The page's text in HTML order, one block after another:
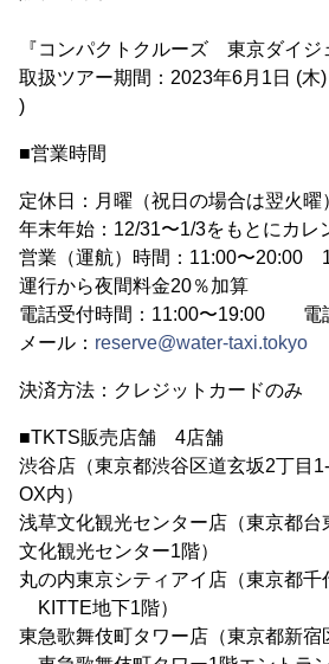
『コンパクトクルーズ 東京ダイジ
取扱ツアー期間：2023年6月1日 (木
)
■営業時間
定休日：月曜（祝日の場合は翌火曜
年末年始：12/31〜1/3をもとにカレ
営業（運航）時間：11:00〜20:00
運行から夜間料金20％加算
電話受付時間：11:00〜19:00 電
メール： reserve@water-taxi.tokyo
決済方法：クレジットカードのみ
■TKTS販売店舗 4店舗
渋谷店（東京都渋谷区道玄坂2丁
OX内）
浅草文化観光センター店（東京都
文化観光センター1階）
丸の内東京シティアイ店（東京都
KITTE地下1階）
東急歌舞伎町タワー店（東京都新